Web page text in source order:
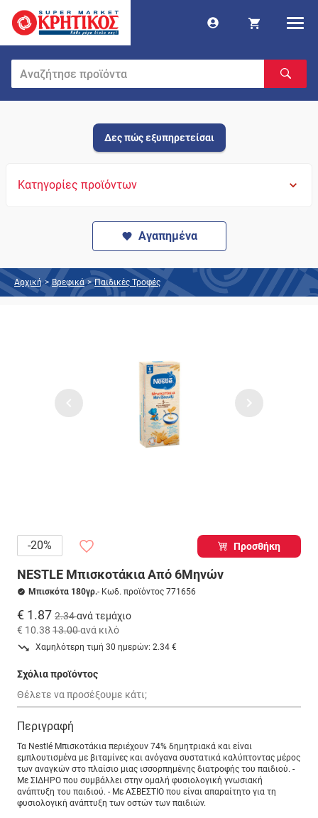
Δες πώς εξυπηρετείσαι
Κατηγορίες προϊόντων
Αγαπημένα
Αρχική > Βρεφικά > Παιδικές Τροφές
-20% Προσθήκη
NESTLE Μπισκοτάκια Από 6Μηνών
Μπισκότα 180γρ.- Κωδ. προϊόντος 771656
€ 1.87 2.34ανά τεμάχιο
€ 10.38 13.00ανά κιλό
Χαμηλότερη τιμή 30 ημερών: 2.34 €
Σχόλια προϊόντος
Περιγραφή
Τα Nestlé Μπισκοτάκια περιέχουν 74% δημητριακά και είναι
εμπλουτισμένα με βιταμίνες και ανόγανα συστατικά καλύπτοντας μέρος
των αναγκών στο πλαίσιο μιας ισσορπημένης διατροφής του παιδιού. -
Με ΣΙΔΗΡΟ που συμβάλλει στην ομαλή φυσιολογική γνωσιακή
ανάπτυξη του παιδιού. - Με ΑΣΒΕΣΤΙΟ που είναι απαραίτητο για τη
φυσιολογική ανάπτυξη των οστών των παιδιών.